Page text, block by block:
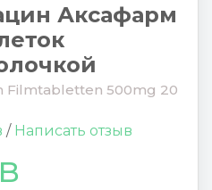
Аксафарм
Filmtabletten 500mg 20
/ Написать отзыв